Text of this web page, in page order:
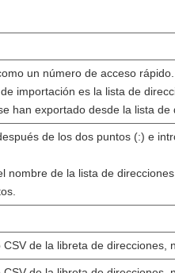
un número de acceso rápido.
importación es la lista de
han exportado desde la lista de
de los dos puntos (:) e
nombre de la lista de
de la libreta de direcciones,